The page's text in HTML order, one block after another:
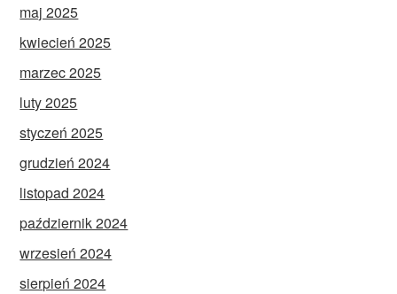
maj 2025
kwiecień 2025
marzec 2025
luty 2025
styczeń 2025
grudzień 2024
listopad 2024
październik 2024
wrzesień 2024
sierpień 2024